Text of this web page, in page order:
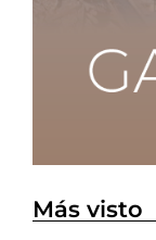
Más visto